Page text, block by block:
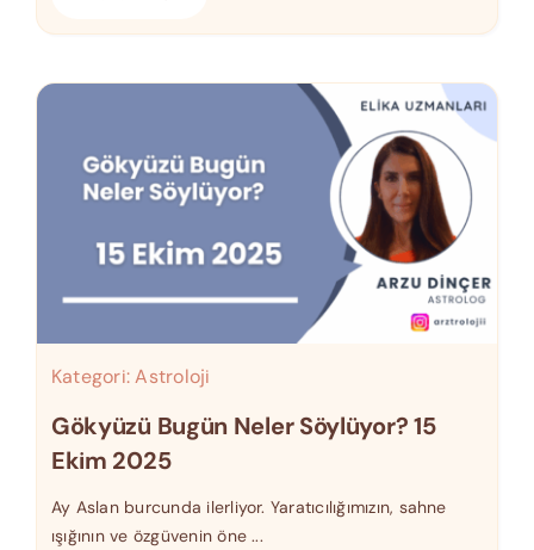
Kategori:Astroloji
Gökyüzü Bugün Neler Söylüyor? 15
Ekim 2025
Ay Aslan burcunda ilerliyor. Yaratıcılığımızın, sahne
ışığının ve özgüvenin öne ...